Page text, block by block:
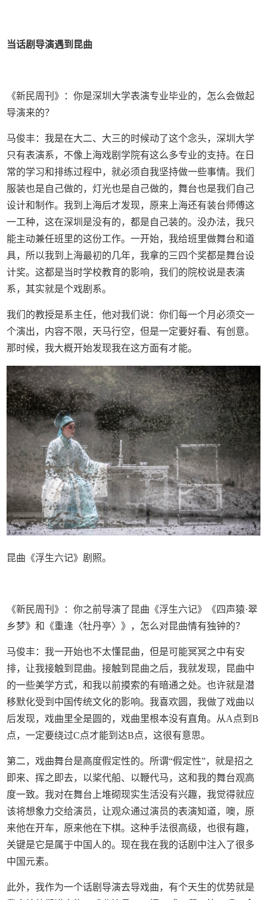
当话剧导演遇到昆曲
《新民周刊》：你是深圳大学表演专业毕业的，怎么会做起
导演来的？
马俊丰：我是在大二、大三的时候动了这个念头，深圳大学
只有表演系，不像上海戏剧学院有这么多专业的支持。在日
常的学习和排练过程中，就必须自我坚持做一些事情。我们
服装也是自己做的，灯光也是自己做的，舞台也是我们自己
设计和制作。我到上海后才发现，原来上海还有装台师傅这
一工种，这在深圳是没有的，都是自己装的。没办法，我只
能主动兼任班里的这份工作。一开始，我给班里做舞台和道
具，所以我到上海最初的几年，我拿的三四个奖都是舞台设
计奖。这都是当时学校教育的影响，我们的院校说是表演
系，其实就是个戏剧系。
我们的教授是系主任，他对我们说：你们每一个月必须交一
个演出，内容不限，天马行空，但是一定要好看、有创意。
那时候，我大概开始发现我在这方面有才能。
昆曲《浮生六记》剧照。
《新民周刊》：你之前导演了昆曲《浮生六记》《四声猿·翠
乡梦》和《重逢〈牡丹亭〉》，怎么对昆曲情有独钟的？
马俊丰：我一开始也不太懂昆曲，但是可能冥冥之中有安
排，让我接触到昆曲。接触到昆曲之后，我就发现，昆曲中
的一些美学方式，和我以前摸索的有暗通之处。也许就是潜
移默化受到中国传统文化的影响。我喜欢圆，我做了戏曲以
后发现，戏曲里全是圆的，戏曲里根本没有直角。从A点到B
点，一定要绕过C点才能到达B点，这很有意思。
第二，戏曲舞台是高度假定性的。所谓“假定性”，就是招之
即来、挥之即去，以桨代船、以鞭代马，这和我的舞台观高
度一致。我对在舞台上堆砌现实生活没有兴趣，我觉得就应
该将想象力交给演员，让观众通过演员的表演知道，噢，原
来他在开车，原来他在下棋。这种手法很高级，也很有趣，
关键是它是属于中国人的。现在我在我的话剧中注入了很多
中国元素。
此外，我作为一个话剧导演去导戏曲，有个天生的优势就是